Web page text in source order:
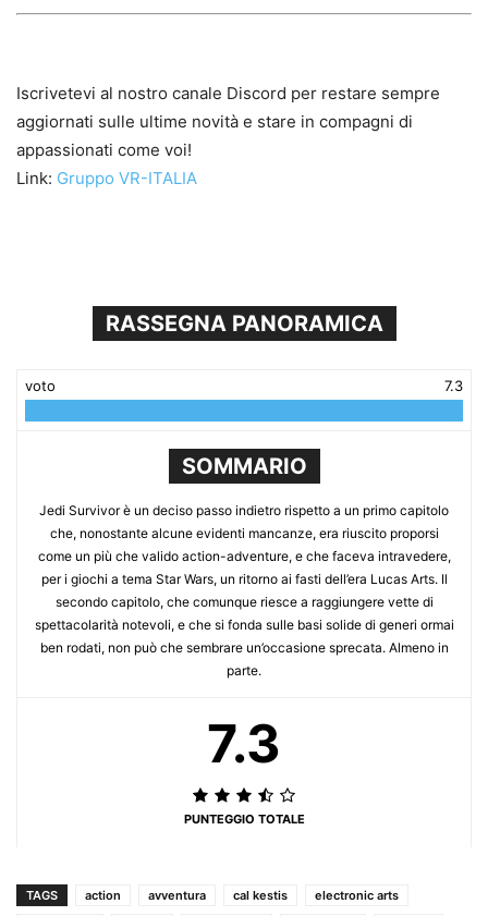
Iscrivetevi al nostro canale Discord per restare sempre
aggiornati sulle ultime novità e stare in compagni di
appassionati come voi!
Link: Gruppo VR-ITALIA
RASSEGNA PANORAMICA
voto 7.3
SOMMARIO
Jedi Survivor è un deciso passo indietro rispetto a un primo capitolo
che, nonostante alcune evidenti mancanze, era riuscito proporsi
come un più che valido action-adventure, e che faceva intravedere,
per i giochi a tema Star Wars, un ritorno ai fasti dell’era Lucas Arts. Il
secondo capitolo, che comunque riesce a raggiungere vette di
spettacolarità notevoli, e che si fonda sulle basi solide di generi ormai
ben rodati, non può che sembrare un’occasione sprecata. Almeno in
parte.
7.3
PUNTEGGIO TOTALE
TAGS action avventura cal kestis
electronic arts